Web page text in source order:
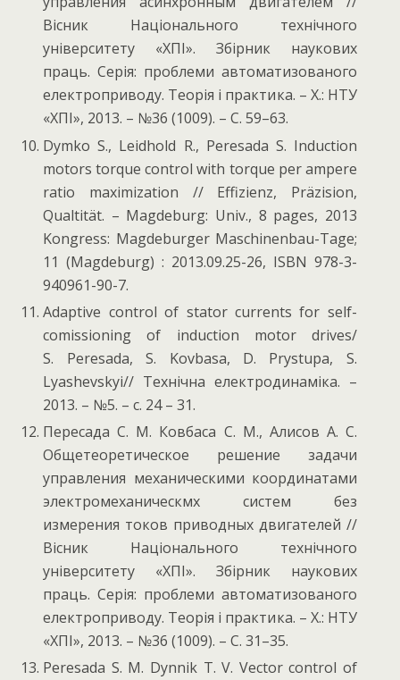
Вісник Національного технічного
університету «ХПІ». Збірник наукових
праць. Серія: проблеми автоматизованого
електроприводу. Теорія і практика. – Х.: НТУ
«ХПІ», 2013. – №36 (1009). – С. 59–63.
Dymko S., Leidhold R., Peresada S. Induction
motors torque control with torque per ampere
ratio maximization // Effizienz, Präzision,
Qualtität. – Magdeburg: Univ., 8 pages, 2013
Kongress: Magdeburger Maschinenbau-Tage;
11 (Magdeburg) : 2013.09.25-26, ISBN 978-3-
940961-90-7.
Adaptive control of stator currents for self-
comissioning of induction motor drives/
S. Peresada, S. Kovbasa, D. Prystupa, S.
Lyashevskyi// Технiчна електродинамiка. –
2013. – №5. – с. 24 – 31.
Пересада С. М. Ковбаса С. М., Алисов А. С.
Общетеоретическое решение задачи
управления механическими координатами
электромеханическмх систем без
измерения токов приводных двигателей //
Вісник Національного технічного
університету «ХПІ». Збірник наукових
праць. Серія: проблеми автоматизованого
електроприводу. Теорія і практика. – Х.: НТУ
«ХПІ», 2013. – №36 (1009). – С. 31–35.
Peresada S. M. Dynnik T. V. Vector control of